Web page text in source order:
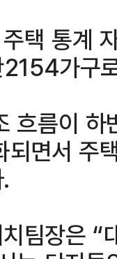
택 통계
가구
흐름이
면서 주
팀장은